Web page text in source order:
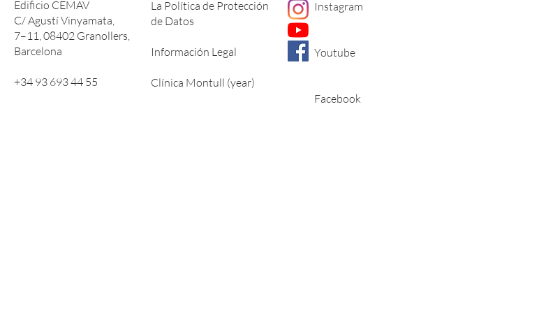
Edificio CEMAV
C/ Agustí Vinyamata,
7–11, 08402 Granollers,
Barcelona
+34 93 693 44 55
La Política de Protección
de Datos
Información Legal
Clínica Montull (year)
Instagram
Youtube
Facebook